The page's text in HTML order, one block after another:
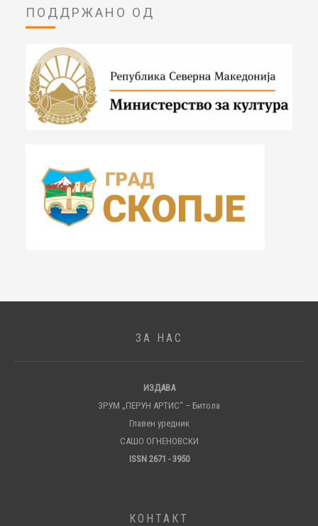
ПОДДРЖАНО ОД
ЗА НАС
ИЗДАВА
ЗРУМ „ПЕРУН АРТИС“ – Битола
Главен уредник
САШО ОГНЕНОВСКИ
ISSN 2671 - 3950
КОНТАКТ